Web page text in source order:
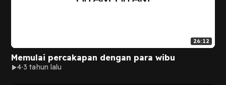
26:12
Memulai percakapan dengan para wibu
4 3 tahun lalu